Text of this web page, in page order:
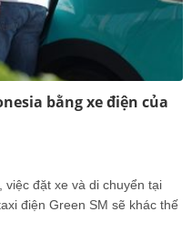
bằng xe điện của
đặt xe và di chuyển tại
điện Green SM sẽ khác thế